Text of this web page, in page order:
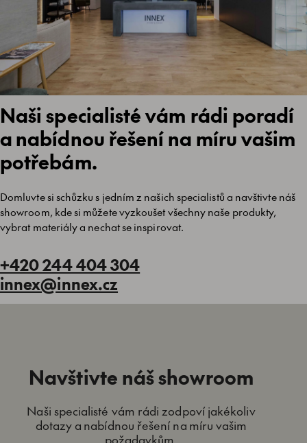
Naši specialisté vám rádi poradí
a nabídnou řešení na míru vašim
potřebám.
Domluvte si schůzku s jedním z našich specialistů a navštivte náš
showroom, kde si můžete vyzkoušet všechny naše produkty,
vybrat materiály a nechat se inspirovat.
+420 244 404 304
innex@innex.cz
Navštivte náš showroom
Naši specialisté vám rádi zodpoví jakékoliv
dotazy a nabídnou řešení na míru vašim